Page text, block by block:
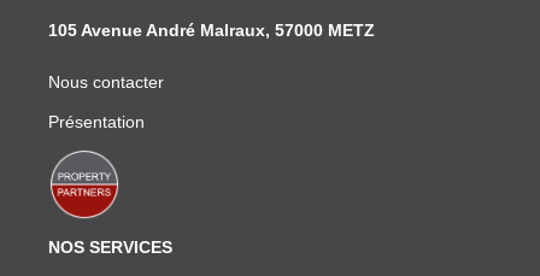
105 Avenue André Malraux, 57000 METZ
Nous contacter
Présentation
NOS SERVICES